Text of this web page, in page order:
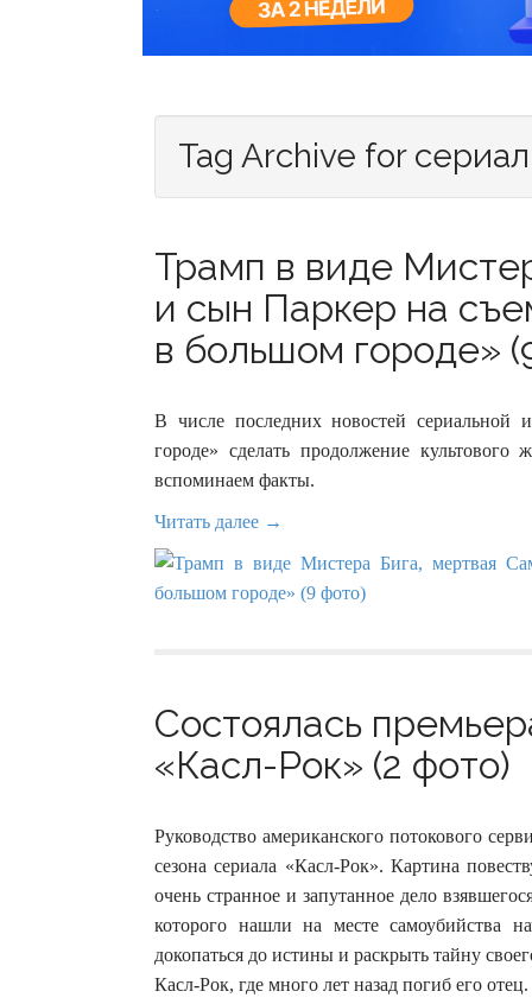
Tag Archive for сериал
Трамп в виде
и сын Паркер на
в большом городе»
В числе последних новостей
городе» сделать продолжение
вспоминаем факты.
Читать далее →
Состоялась
«Касл-Рок» (2 фото)
Руководство американского потокового
сезона сериала «Касл-Рок». Картина
очень странное и запутанное дело
которого нашли на месте самоубийства
докопаться до истины и раскрыть тайну
Касл-Рок, где много лет назад погиб его отец.